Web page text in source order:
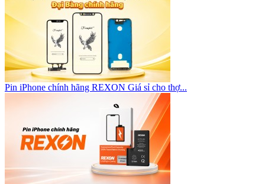
Pin iPhone chính hãng REXON Giá sỉ cho thợ...